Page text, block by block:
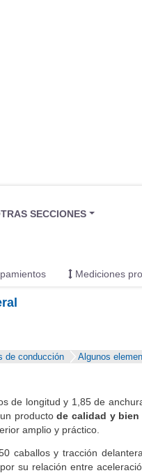
SECCIONES
Mediciones
de conducción Algunos
de longitud y 1,85 de
productode calidad y bien
amplio y práctico.
caballos y tracción
su relación entre